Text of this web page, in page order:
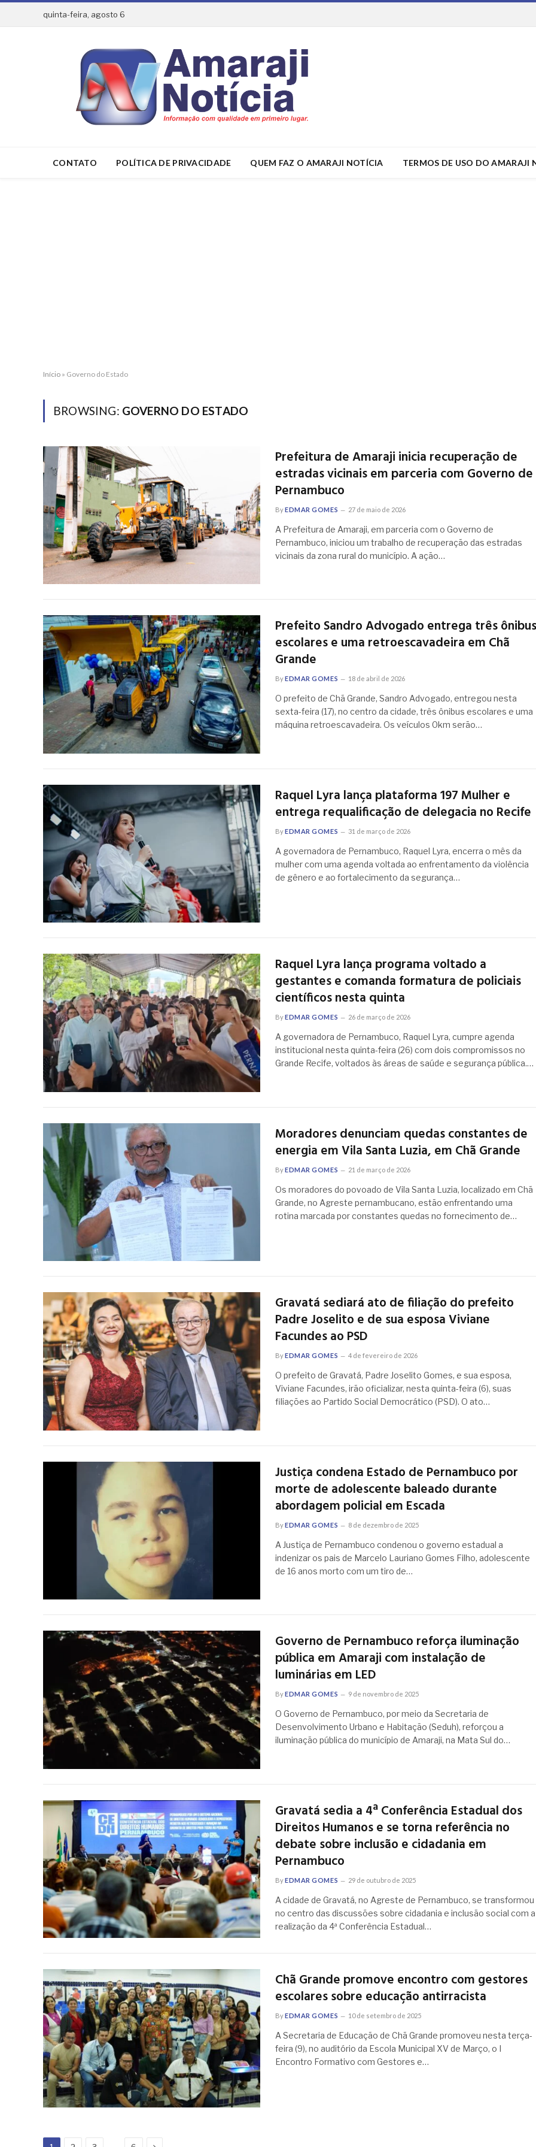
quinta-feira, agosto 6
CONTATO POLÍTICA DE PRIVACIDADE QUEM FAZ O AMARAJI NOTÍCIA TERMOS DE USO DO AMARAJI
Início » Governo do Estado
BROWSING: GOVERNO DO ESTADO
Prefeitura de Amaraji inicia recuperação de
estradas vicinais em parceria com Governo de
Pernambuco
ByEDMAR GOMES 27 de maio de 2026
A Prefeitura de Amaraji, em parceria com o Governo de
Pernambuco, iniciou um trabalho de recuperação das estradas
vicinais da zona rural do município. A ação…
Prefeito Sandro Advogado entrega três ônibus
escolares e uma retroescavadeira em Chã
Grande
ByEDMAR GOMES 18 de abril de 2026
O prefeito de Chã Grande, Sandro Advogado, entregou nesta
sexta-feira (17), no centro da cidade, três ônibus escolares e uma
máquina retroescavadeira. Os veículos 0km serão…
Raquel Lyra lança plataforma 197 Mulher e
entrega requalificação de delegacia no Recife
ByEDMAR GOMES 31 de março de 2026
A governadora de Pernambuco, Raquel Lyra, encerra o mês da
mulher com uma agenda voltada ao enfrentamento da violência
de gênero e ao fortalecimento da segurança…
Raquel Lyra lança programa voltado a
gestantes e comanda formatura de policiais
científicos nesta quinta
ByEDMAR GOMES 26 de março de 2026
A governadora de Pernambuco, Raquel Lyra, cumpre agenda
institucional nesta quinta-feira (26) com dois compromissos no
Grande Recife, voltados às áreas de saúde e segurança pública.…
Moradores denunciam quedas constantes de
energia em Vila Santa Luzia, em Chã Grande
ByEDMAR GOMES 21 de março de 2026
Os moradores do povoado de Vila Santa Luzia, localizado em Chã
Grande, no Agreste pernambucano, estão enfrentando uma
rotina marcada por constantes quedas no fornecimento de…
Gravatá sediará ato de filiação do prefeito
Padre Joselito e de sua esposa Viviane
Facundes ao PSD
ByEDMAR GOMES 4 de fevereiro de 2026
O prefeito de Gravatá, Padre Joselito Gomes, e sua esposa,
Viviane Facundes, irão oficializar, nesta quinta-feira (6), suas
filiações ao Partido Social Democrático (PSD). O ato…
Justiça condena Estado de Pernambuco por
morte de adolescente baleado durante
abordagem policial em Escada
ByEDMAR GOMES 8 de dezembro de 2025
A Justiça de Pernambuco condenou o governo estadual a
indenizar os pais de Marcelo Lauriano Gomes Filho, adolescente
de 16 anos morto com um tiro de…
Governo de Pernambuco reforça iluminação
pública em Amaraji com instalação de
luminárias em LED
ByEDMAR GOMES 9 de novembro de 2025
O Governo de Pernambuco, por meio da Secretaria de
Desenvolvimento Urbano e Habitação (Seduh), reforçou a
iluminação pública do município de Amaraji, na Mata Sul do…
Gravatá sedia a 4ª Conferência Estadual dos
Direitos Humanos e se torna referência no
debate sobre inclusão e cidadania em
Pernambuco
ByEDMAR GOMES 29 de outubro de 2025
A cidade de Gravatá, no Agreste de Pernambuco, se transformou
no centro das discussões sobre cidadania e inclusão social com a
realização da 4ª Conferência Estadual…
Chã Grande promove encontro com gestores
escolares sobre educação antirracista
ByEDMAR GOMES 10 de setembro de 2025
A Secretaria de Educação de Chã Grande promoveu nesta terça-
feira (9), no auditório da Escola Municipal XV de Março, o I
Encontro Formativo com Gestores e…